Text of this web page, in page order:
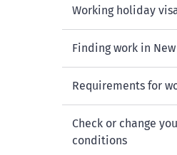
Working holiday
Finding work in
Requirements for
Check or change
conditions